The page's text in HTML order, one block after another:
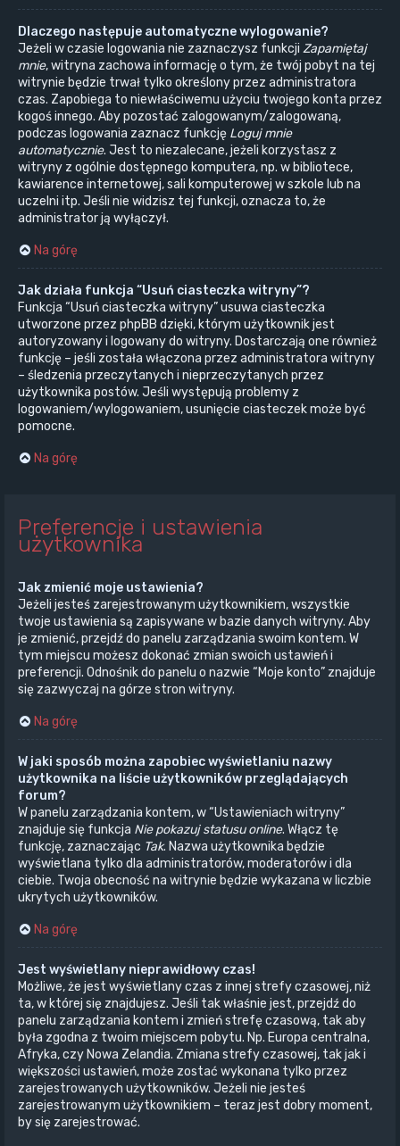
Dlaczego następuje automatyczne wylogowanie?
Jeżeli w czasie logowania nie zaznaczysz funkcji Zapamiętaj
mnie, witryna zachowa informację o tym, że twój pobyt na tej
witrynie będzie trwał tylko określony przez administratora
czas. Zapobiega to niewłaściwemu użyciu twojego konta przez
kogoś innego. Aby pozostać zalogowanym/zalogowaną,
podczas logowania zaznacz funkcję Loguj mnie
automatycznie. Jest to niezalecane, jeżeli korzystasz z
witryny z ogólnie dostępnego komputera, np. w bibliotece,
kawiarence internetowej, sali komputerowej w szkole lub na
uczelni itp. Jeśli nie widzisz tej funkcji, oznacza to, że
administrator ją wyłączył.
Na górę
Jak działa funkcja “Usuń ciasteczka witryny”?
Funkcja “Usuń ciasteczka witryny” usuwa ciasteczka
utworzone przez phpBB dzięki, którym użytkownik jest
autoryzowany i logowany do witryny. Dostarczają one również
funkcję – jeśli została włączona przez administratora witryny
– śledzenia przeczytanych i nieprzeczytanych przez
użytkownika postów. Jeśli występują problemy z
logowaniem/wylogowaniem, usunięcie ciasteczek może być
pomocne.
Na górę
Preferencje i ustawienia
użytkownika
Jak zmienić moje ustawienia?
Jeżeli jesteś zarejestrowanym użytkownikiem, wszystkie
twoje ustawienia są zapisywane w bazie danych witryny. Aby
je zmienić, przejdź do panelu zarządzania swoim kontem. W
tym miejscu możesz dokonać zmian swoich ustawień i
preferencji. Odnośnik do panelu o nazwie “Moje konto” znajduje
się zazwyczaj na górze stron witryny.
Na górę
W jaki sposób można zapobiec wyświetlaniu nazwy
użytkownika na liście użytkowników przeglądających
forum?
W panelu zarządzania kontem, w “Ustawieniach witryny”
znajduje się funkcja Nie pokazuj statusu online. Włącz tę
funkcję, zaznaczając Tak. Nazwa użytkownika będzie
wyświetlana tylko dla administratorów, moderatorów i dla
ciebie. Twoja obecność na witrynie będzie wykazana w liczbie
ukrytych użytkowników.
Na górę
Jest wyświetlany nieprawidłowy czas!
Możliwe, że jest wyświetlany czas z innej strefy czasowej, niż
ta, w której się znajdujesz. Jeśli tak właśnie jest, przejdź do
panelu zarządzania kontem i zmień strefę czasową, tak aby
była zgodna z twoim miejscem pobytu. Np. Europa centralna,
Afryka, czy Nowa Zelandia. Zmiana strefy czasowej, tak jak i
większości ustawień, może zostać wykonana tylko przez
zarejestrowanych użytkowników. Jeżeli nie jesteś
zarejestrowanym użytkownikiem – teraz jest dobry moment,
by się zarejestrować.